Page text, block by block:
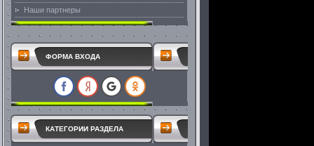
Наши партнеры
ФОРМА ВХОДА
КАТЕГОРИИ РАЗДЕЛА